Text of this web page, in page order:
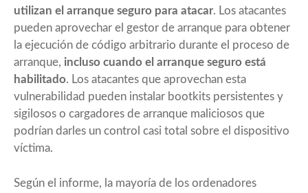
utilizan el arranque seguro para atacar. Los atacantes
pueden aprovechar el gestor de arranque para obtener
la ejecución de código arbitrario durante el proceso de
arranque, incluso cuando el arranque seguro está
habilitado. Los atacantes que aprovechan esta
vulnerabilidad pueden instalar bootkits persistentes y
sigilosos o cargadores de arranque maliciosos que
podrían darles un control casi total sobre el dispositivo
víctima.
Según el informe, la mayoría de los ordenadores